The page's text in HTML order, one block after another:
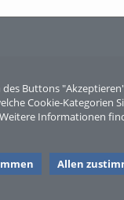
Buttons
Cookie-Kategorien
Informationen
Allen